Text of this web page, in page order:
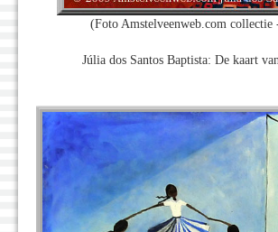
(Foto Amstelveenweb.com collectie
Júlia dos Santos Baptista: De kaart